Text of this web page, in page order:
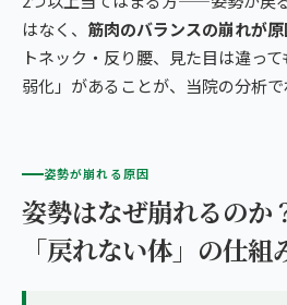
はなく、 筋肉のバランスの崩れが原
トネック・反り腰、見た目は違っ
弱化」があることが、当院の分析で
姿勢が崩れる原因
姿勢はなぜ崩れるのか
「戻れない体」の仕組